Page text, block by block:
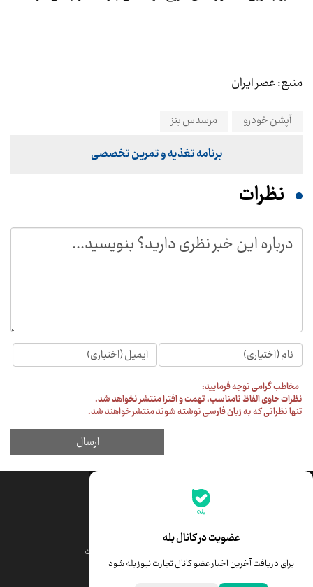
عضویت در کانال بله
برای دریافت آخرین اخبار عضو کانال تجارت نیوز بله شود
جدیدترین قیمت‌ها
قیمت درهم امارات